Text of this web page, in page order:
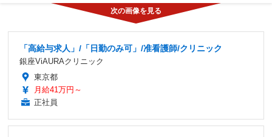
「高給与求人」/「日勤のみ可」/准看護師/クリニック
銀座ViAURAクリニック
東京都
月給41万円～
正社員